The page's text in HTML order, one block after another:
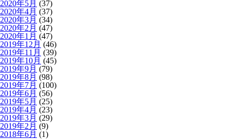
2020年5月 (37)
2020年4月 (37)
2020年3月 (34)
2020年2月 (47)
2020年1月 (47)
2019年12月 (46)
2019年11月 (39)
2019年10月 (45)
2019年9月 (79)
2019年8月 (98)
2019年7月 (100)
2019年6月 (56)
2019年5月 (25)
2019年4月 (23)
2019年3月 (29)
2019年2月 (9)
2018年6月 (1)